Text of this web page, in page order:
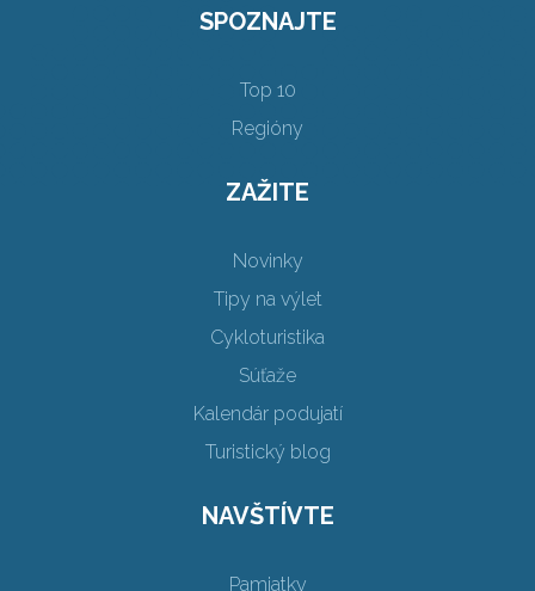
SPOZNAJTE
Top 10
Regióny
ZAŽITE
Novinky
Tipy na výlet
Cykloturistika
Súťaže
Kalendár podujatí
Turistický blog
NAVŠTÍVTE
Pamiatky